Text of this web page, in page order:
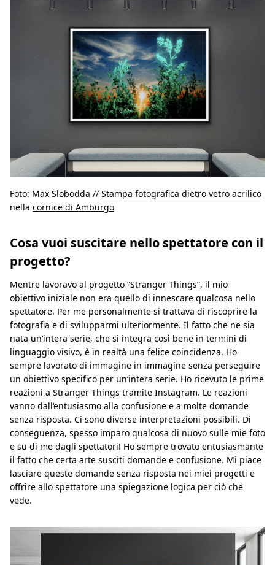
Foto: Max Slobodda // Stampa fotografica dietro vetro acrilico
nella cornice di Amburgo
Cosa vuoi suscitare nello spettatore con il
progetto?
Mentre lavoravo al progetto “Stranger Things”, il mio
obiettivo iniziale non era quello di innescare qualcosa nello
spettatore. Per me personalmente si trattava di riscoprire la
fotografia e di svilupparmi ulteriormente. Il fatto che ne sia
nata un‘intera serie, che si integra così bene in termini di
linguaggio visivo, è in realtà una felice coincidenza. Ho
sempre lavorato di immagine in immagine senza perseguire
un obiettivo specifico per un‘intera serie. Ho ricevuto le prime
reazioni a Stranger Things tramite Instagram. Le reazioni
vanno dall‘entusiasmo alla confusione e a molte domande
senza risposta. Ci sono diverse interpretazioni possibili. Di
conseguenza, spesso imparo qualcosa di nuovo sulle mie foto
e su di me dagli spettatori! Ho sempre trovato entusiasmante
il fatto che certa arte susciti domande e confusione. Mi piace
lasciare queste domande senza risposta nei miei progetti e
offrire allo spettatore una spiegazione logica per ciò che
vede.